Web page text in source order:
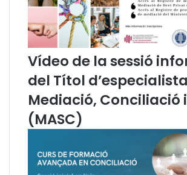
l
s
D
o
e
s
l
s
D
o
e
s
Vídeo de la sessió
del Títol
Mediació, Conciliació i
(MASC)